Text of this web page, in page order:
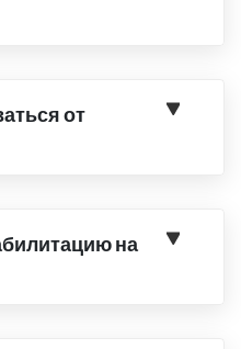
от
на